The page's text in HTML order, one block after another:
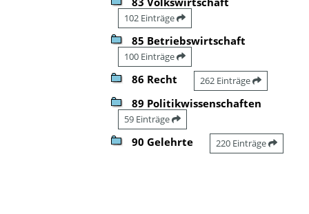
102 Einträge
85 Betriebswirtschaft
100 Einträge
86 Recht 262 Einträge
89 Politikwissenschaften
59 Einträge
90 Gelehrte 220 Einträge